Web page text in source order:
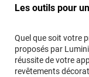
Les outils pour
Quel que soit votre
proposés par
réussite de votre
revêtements